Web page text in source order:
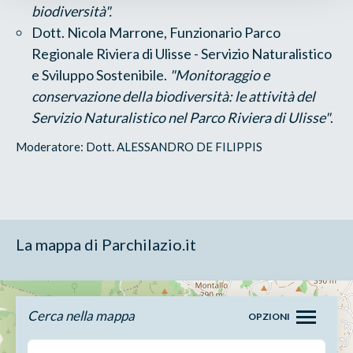
biodiversità".
Dott. Nicola Marrone, Funzionario Parco
Regionale Riviera di Ulisse - Servizio Naturalistico
e Sviluppo Sostenibile. "Monitoraggio e
conservazione della biodiversità: le attività del
Servizio Naturalistico nel Parco Riviera di Ulisse".
Moderatore: Dott. ALESSANDRO DE FILIPPIS
La mappa di Parchilazio.it
Cerca nella mappa OPZIONI